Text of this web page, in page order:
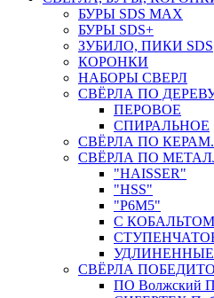
БУРЫ SDS MAX
БУРЫ SDS+
ЗУБИЛО, ПИКИ SDS
КОРОНКИ
НАБОРЫ СВЕРЛ
СВЁРЛА ПО
ПЕРОВОЕ
СПИРАЛЬНОЕ
СВЁРЛА ПО
СВЁРЛА ПО
"HAISSER"
"HSS"
"Р6М5"
С КОБАЛЬТОМ
УДЛИНЕННЫЕ
СВЁРЛА
ПО Волжский